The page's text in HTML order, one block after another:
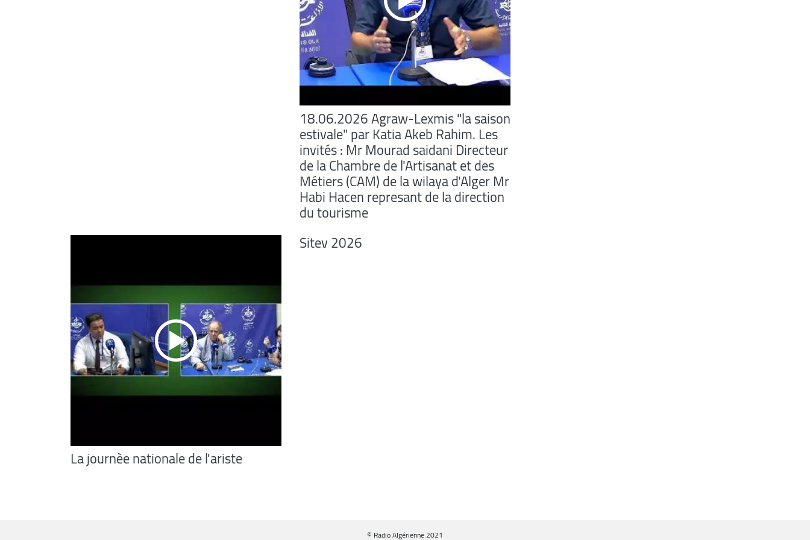
18.06.2026 Agraw-Lexmis "la saison
estivale" par Katia Akeb Rahim. Les
invités : Mr Mourad saidani Directeur
de la Chambre de l'Artisanat et des
Métiers (CAM) de la wilaya d'Alger Mr
Habi Hacen represant de la direction
du tourisme
La journèe nationale de l'ariste
Sitev 2026
© Radio Algérienne 2021